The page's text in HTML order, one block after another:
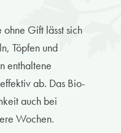
ohne Gift lässt sich
Töpfen und
enthaltene
ab. Das Bio-
auch bei
Wochen.